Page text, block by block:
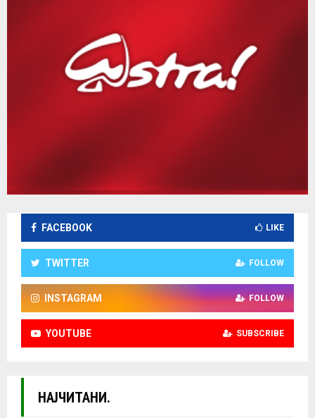
FACEBOOK LIKE
TWITTER FOLLOW
INSTAGRAM FOLLOW
YOUTUBE SUBSCRIBE
НАЈЧИТАНИ.